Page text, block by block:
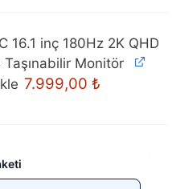
16.1 inç 180Hz 2K QHD
Taşınabilir Monitör
Orijinal
fiyat:
7.999,00₺